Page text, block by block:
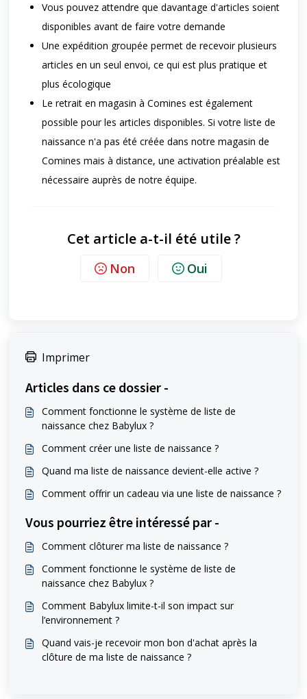
Vous pouvez attendre que davantage d'articles soient
disponibles avant de faire votre demande
Une expédition groupée permet de recevoir plusieurs
articles en un seul envoi, ce qui est plus pratique et
plus écologique
Le retrait en magasin à Comines est également
possible pour les articles disponibles. Si votre liste de
naissance n'a pas été créée dans notre magasin de
Comines mais à distance, une activation préalable est
nécessaire auprès de notre équipe.
Cet article a-t-il été utile ?
Non Oui
Imprimer
Articles dans ce dossier -
Comment fonctionne le système de liste de
naissance chez Babylux ?
Comment créer une liste de naissance ?
Quand ma liste de naissance devient-elle active ?
Comment offrir un cadeau via une liste de naissance ?
Vous pourriez être intéressé par -
Comment clôturer ma liste de naissance ?
Comment fonctionne le système de liste de
naissance chez Babylux ?
Comment Babylux limite-t-il son impact sur
l’environnement ?
Quand vais-je recevoir mon bon d'achat après la
clôture de ma liste de naissance ?